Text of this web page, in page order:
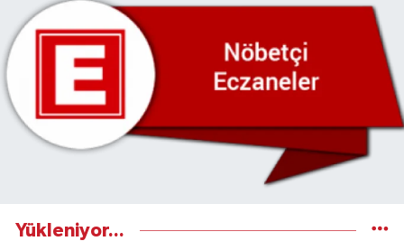
Yükleniyor...